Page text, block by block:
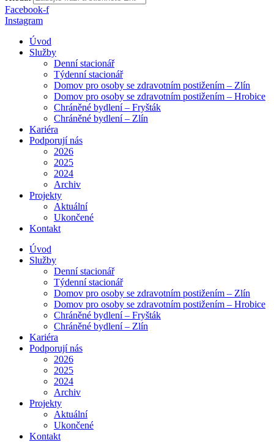
Facebook-f
Instagram
Úvod
Služby
Denní stacionář
Týdenní stacionář
Domov pro osoby se zdravotním postižením – Zlín
Domov pro osoby se zdravotním postižením – Hrobice
Chráněné bydlení – Fryšták
Chráněné bydlení – Zlín
Kariéra
Podporují nás
2026
2025
2024
Archiv
Projekty
Aktuální
Ukončené
Kontakt
Úvod
Služby
Denní stacionář
Týdenní stacionář
Domov pro osoby se zdravotním postižením – Zlín
Domov pro osoby se zdravotním postižením – Hrobice
Chráněné bydlení – Fryšták
Chráněné bydlení – Zlín
Kariéra
Podporují nás
2026
2025
2024
Archiv
Projekty
Aktuální
Ukončené
Kontakt